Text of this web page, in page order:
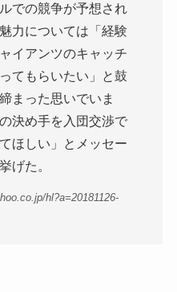
での競争が予想され
力については「経験
イアンツのキャッチ
てもらいたい」と鼓
まった思いでいま
決め手を入団交渉で
ほしい」とメッセー
げた。
hl?a=20181126-